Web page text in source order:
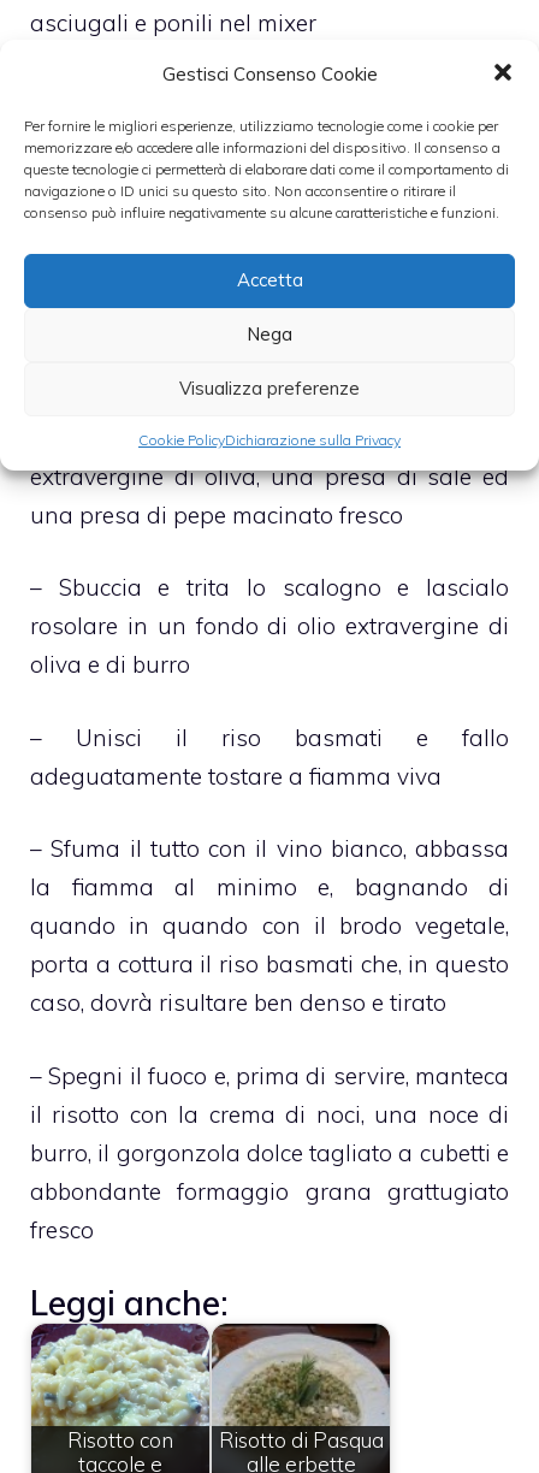
Gestisci Consenso Cookie
Per fornire le migliori esperienze, utilizziamo tecnologie come i cookie per
memorizzare e/o accedere alle informazioni del dispositivo. Il consenso a
queste tecnologie ci permetterà di elaborare dati come il comportamento di
navigazione o ID unici su questo sito. Non acconsentire o ritirare il
consenso può influire negativamente su alcune caratteristiche e funzioni.
Accetta
Nega
Visualizza preferenze
Cookie PolicyDichiarazione sulla Privacy
asciugali e ponili nel mixer
averlo abbondantemente bagnato nel latte
(che potrai usare indifferentemente caldo o
freddo), la panna fresca da cucina e l’aglio,
sbucciato e sminuzzato
– Trita dunque, alla massima velocità
e cremosa che, con l’aiuto di una frusta a
mano, emulsionerai con un filo di olio
extravergine di oliva, una presa di sale ed
una presa di pepe macinato fresco
– Sbuccia e trita lo scalogno e lascialo
rosolare in un fondo di olio extravergine di
oliva e di burro
– Unisci il riso basmati e fallo
adeguatamente tostare a fiamma viva
– Sfuma il tutto con il vino bianco, abbassa
la fiamma al minimo e, bagnando di
quando in quando con il brodo vegetale,
porta a cottura il riso basmati che, in questo
caso, dovrà risultare ben denso e tirato
– Spegni il fuoco e, prima di servire, manteca
il risotto con la crema di noci, una noce di
burro, il gorgonzola dolce tagliato a cubetti e
abbondante formaggio grana grattugiato
fresco
Leggi anche:
Risotto con
taccole e
Risotto di Pasqua
alle erbette